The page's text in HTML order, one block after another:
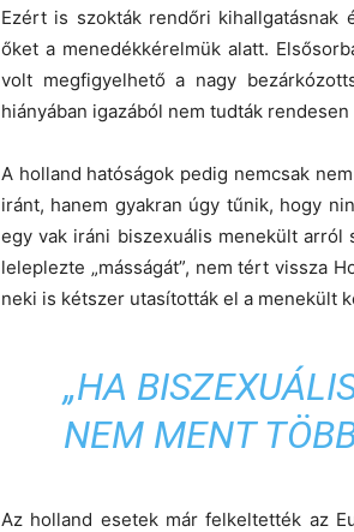
Ezért is szokták rendőri kihallgatásnak
őket a menedékkérelmük alatt.
volt megfigyelhető a nagy
hiányában igazából nem tudták
A holland hatóságok pedig nemcsak
iránt, hanem gyakran úgy tűnik, hogy
egy vak iráni biszexuális menekült
leleplezte „másságát”, nem tért vissza
neki is kétszer utasították el a menekült
„HA
NEM MENT
Az holland esetek már felkeltették az